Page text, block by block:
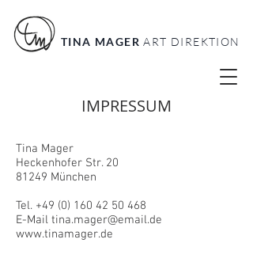
TINA MAGERART DIREKTION
IMPRESSUM
Tina Mager
Heckenhofer Str. 20
81249 München
Tel. +49 (0) 160 42 50 468
E-Mail tina.mager@email.de
www.tinamager.de